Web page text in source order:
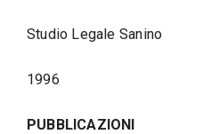
Studio Legale Sanino
1996
PUBBLICAZIONI